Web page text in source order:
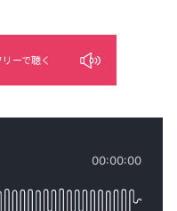
ーで聴く